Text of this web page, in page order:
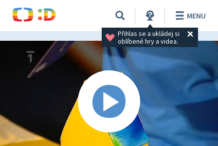
Přihlas se a ukládej si
oblíbené hry a videa.
MENU